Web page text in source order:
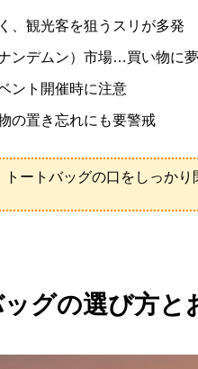
、観光客を狙うスリが多発
ンデムン）市場…買い物に
ント開催時に注意
の置き忘れにも要警戒
トートバッグの口をしっか
ッグの選び方と